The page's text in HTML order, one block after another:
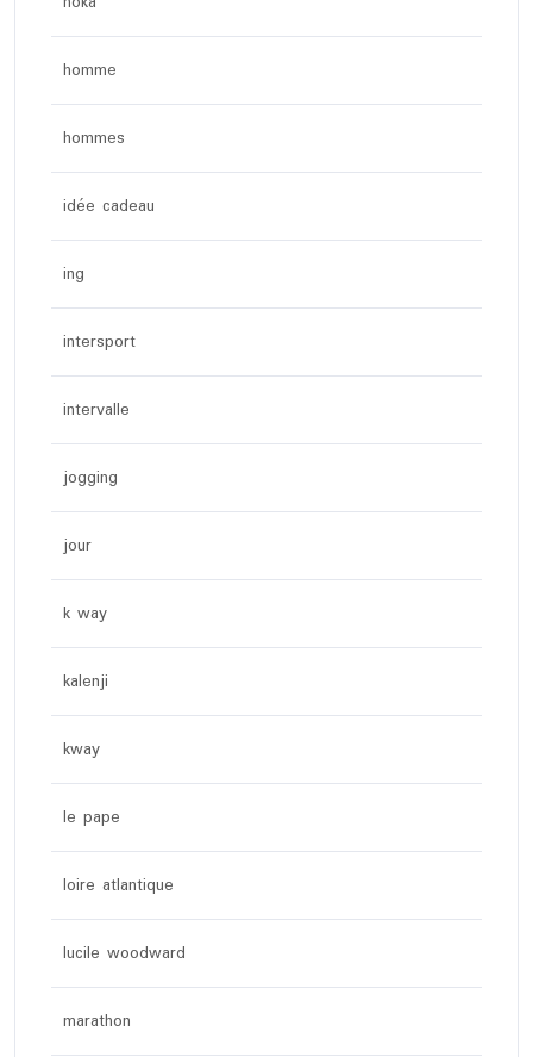
homme
hommes
idée cadeau
ing
intersport
intervalle
jogging
jour
k way
kalenji
kway
le pape
loire atlantique
lucile woodward
marathon